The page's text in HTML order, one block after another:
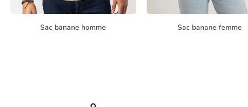
Sac banane homme Sac banane femme